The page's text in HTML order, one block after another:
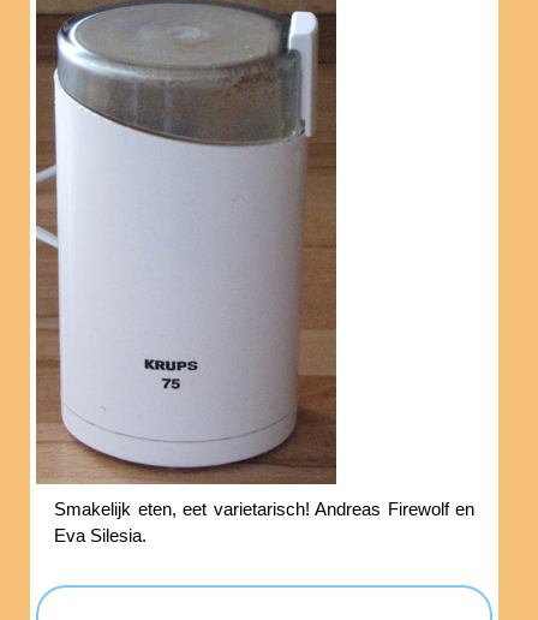
Smakelijk eten, eet varietarisch! Andreas Firewolf en
Eva Silesia.